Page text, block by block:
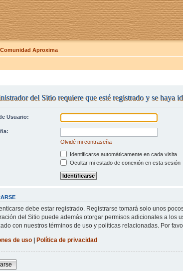
Comunidad Aproxima
del Sitio requiere que esté registrado y se haya
Usuario:
Olvidé mi contraseña
Identificarse automáticamente en cada visita
Ocultar mi estado de conexión en esta sesión
debe estar registrado. Registrarse tomará solo unos
del Sitio puede además otorgar permisos adicionales a los
con nuestros términos de uso y políticas relacionadas. Por
de uso| Política de privacidad